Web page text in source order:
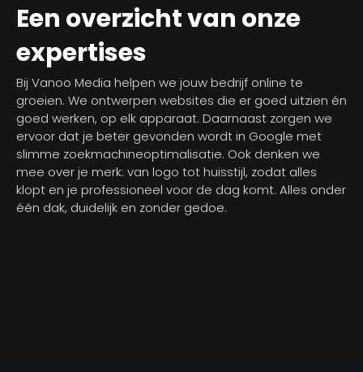
Een overzicht van onze
expertises
Bij Vanoo Media helpen we jouw bedrijf online te
groeien. We ontwerpen websites die er goed uitzien én
goed werken, op elk apparaat. Daarnaast zorgen we
ervoor dat je beter gevonden wordt in Google met
slimme zoekmachineoptimalisatie. Ook denken we
mee over je merk: van logo tot huisstijl, zodat alles
klopt en je professioneel voor de dag komt. Alles onder
één dak, duidelijk en zonder gedoe.